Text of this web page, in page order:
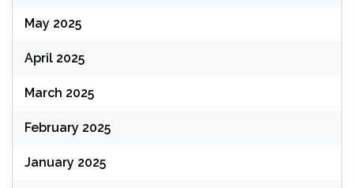
May 2025
April 2025
March 2025
February 2025
January 2025